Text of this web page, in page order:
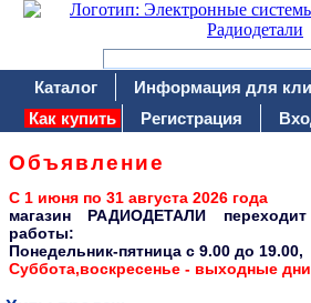
Каталог Информация для
Как купить
Регистрация
Объявление
С 1 июня по 31 августа 2026 года
магазин РАДИОДЕТАЛИ
работы:
Понедельник-пятница c 9.00 до 19.00,
Суббота,воскресенье - выходные дни